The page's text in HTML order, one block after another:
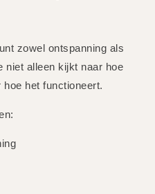
zowel ontspanning als
niet alleen kijkt naar hoe
het functioneert.